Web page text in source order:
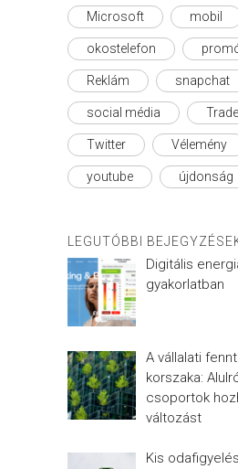
Microsoft mobil
okostelefon
Reklám snapchat
social média Trade
Twitter Vélemény
youtube újdonság
LEGUTÓBBI
Digitális
gyakorlatban
A vállalati
korszaka:
csoportok
változást
Kis